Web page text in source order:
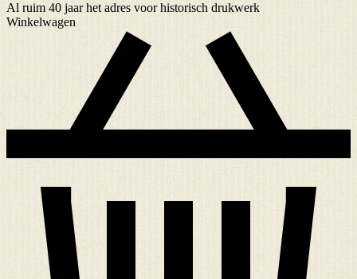
Al ruim 40 jaarhet adres voor historisch drukwerk
Winkelwagen